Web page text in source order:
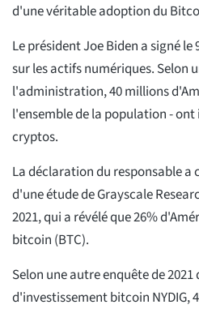
d'une véritable adoption du
Le président Joe Biden a signé
sur les actifs numériques. Selon
l'administration, 40 millions
l'ensemble de la population -
cryptos.
La déclaration du responsable a
d'une étude de Grayscale
2021, qui a révélé que 26%
bitcoin (BTC).
Selon une autre enquête de 2021
d'investissement bitcoin NYDIG,